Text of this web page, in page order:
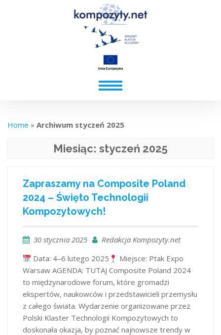
Home » Archiwum styczeń 2025
Miesiąc: styczeń 2025
Zapraszamy na Composite Poland
2024 – Święto Technologii
Kompozytowych!
30 stycznia 2025
Redakcja Kompozyty.net
Data: 4–6 lutego 2025
Miejsce: Ptak Expo
Warsaw AGENDA: TUTAJ Composite Poland 2024
to międzynarodowe forum, które gromadzi
ekspertów, naukowców i przedstawicieli przemysłu
z całego świata. Wydarzenie organizowane przez
Polski Klaster Technologii Kompozytowych to
doskonała okazja, by poznać najnowsze trendy w